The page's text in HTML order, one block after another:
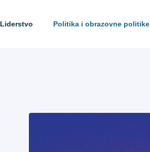
Liderstvo Politika i obrazovne politike